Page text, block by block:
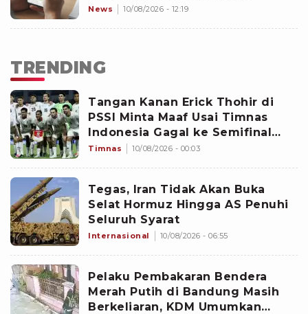
Independen
News 10/08/2026 - 12:19
TRENDING
Tangan Kanan Erick Thohir di
PSSI Minta Maaf Usai Timnas
Indonesia Gagal ke Semifinal
Piala AFF 2026: Jangan Hujat
Timnas 10/08/2026 - 00:03
Tegas, Iran Tidak Akan Buka
Selat Hormuz Hingga AS Penuhi
Seluruh Syarat
Internasional 10/08/2026 - 06:55
Pelaku Pembakaran Bendera
Merah Putih di Bandung Masih
Berkeliaran, KDM Umumkan